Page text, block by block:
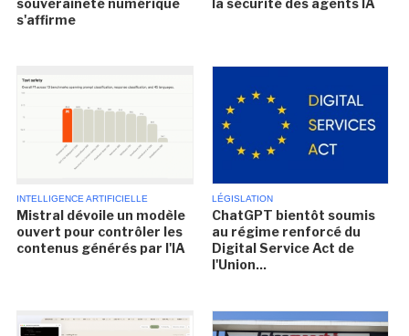
s'affirme
INTELLIGENCE ARTIFICIELLE
Mistral dévoile un modèle
ouvert pour contrôler les
contenus générés par l'IA
LÉGISLATION
ChatGPT bientôt soumis
au régime renforcé du
Digital Service Act de
l'Union...